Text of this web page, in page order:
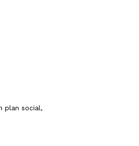
plan social,